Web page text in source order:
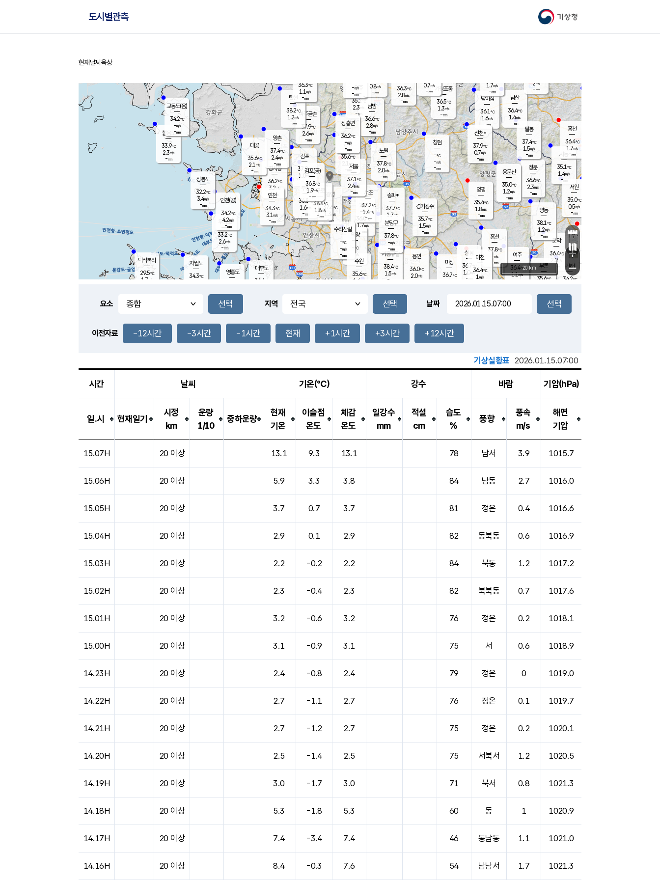
기상청
도시별관측
홈
현재날씨 육상
풍도
0.3m/s
문막
36.4℃
2.0m/s
mm
남이섬
36.1℃
1.6m/s
-mm
무의도
33.2℃
2.6m/s
-mm
영흥도
볼음도
33.9℃
2.3m/s
-mm
자월도
34.3℃
양주
35.2℃
2.3
-mm
부론
35.6℃
과천
36.0℃
1.7m/s
- mm
남산
36.4℃
1.4m/s
-mm
장봉도
32.2℃
3.4m/s
-mm
-mm
청운
36.6℃
2.3m/s
-mm
팔봉
37.4℃
1.5m/s
-mm
-mm
용인
36.0℃
2.0m/s
여주
36.4℃
1.1m/s
양동
38.1℃
1.2m/s
-mm
경기광주
35.7℃
1.5m/s
-mm
장호원
1.7m/s
-mm
34.4
℃
대부도
34.6
-
경서동
36.2℃
3.2 m/s
-mm
파주금촌
37.9℃
2.6m/s
-mm
가평조종
36.5℃
1.3m/s
-mm
36.3℃
2.8m/s
-mm
대곶
35.6℃
2.1 m/s
-mm
신천*
37.9℃
0.7m/s
-mm
창현
-℃
-m/s
-mm
탄현
38.2℃
1.2m/s
-mm
0.7m/s
-mm
37.0℃
2.1m/s
-mm
흥천
37.8℃
-m/s
-mm
마장
36.7℃
의왕
- ℃
m/s
mm
김포
37.9℃
1.0 m/s
mm
설봉
36.7
1.0 m/s
- mm
광명
37.6 ℃
1.3 m/s
-mm
부천
36.8℃
1.6m/s
-mm
-mm
양촌
37.4℃
2.4m/s
-mm
구로
38.4℃
1.8m/s
-mm
은평
35.6℃
2.1 m/s
- mm
노원
37.8℃
2.0m/s
-mm
송파*
37.7℃
1.7m/s
-mm
서초
37.2℃
1.4m/s
-mm
남방
36.6℃
2.8m/s
-mm
기흥구갈
38.4℃
1.5m/s
-
수리산길
-℃
-m/s
-mm
분당구
37.8℃
-m/s
-mm
장흥면
36.2℃
-m/s
-mm
-m/s
-mm
시동
35.1℃
1.4m/s
- mm
귀래
34.2℃
서원
35.0℃
0.5m/s
-mm
용문산
35.0℃
1.2m/s
-mm
덕적북리
29.5℃
1.7 m/s
인천(공)
34.2℃
4.2m/s
-mm
김포(공)
36.8℃
1.9m/s
-mm
교동도(음)
34.2℃
-m/s
-mm
홍천
36.4℃
1.7m/s
-mm
이천
36.4℃
1 m/s
양평
35.4℃
1.8m/s
-mm
수원
35.6℃
1.6 m/s
인천
34.3℃
3.1 m/s
-mm
서울
37.1℃
2.4m/s
-mm
2m/s
-mm
36.3℃
1.1 m/s
-mm
0.8m/s
-mm
+
−
20 km
요소 지역 날짜
이전자료 -12시간 -3시간 -1시간 현재 +1시간 +3시간 +12시간
기상실황표 2026.01.15.07:00
시간 날씨 기온(℃) 강수 바람 기압(hPa)
일.시 현재일기
시정
km
운량
1/10
중하운량
현재
기온
이슬점
온도
체감
온도
일강수
mm
적설
cm
습도
%
풍향
풍속
m/s
해면
기압
15.07H 20 이상 13.1 9.3 13.1 78 남서 3.9 1015.7
15.06H 20 이상 5.9 3.3 3.8 84 남동 2.7 1016.0
15.05H 20 이상 3.7 0.7 3.7 81 정온 0.4 1016.6
15.04H 20 이상 2.9 0.1 2.9 82 동북동 0.6 1016.9
15.03H 20 이상 2.2 -0.2 2.2 84 북동 1.2 1017.2
15.02H 20 이상 2.3 -0.4 2.3 82 북북동 0.7 1017.6
15.01H 20 이상 3.2 -0.6 3.2 76 정온 0.2 1018.1
15.00H 20 이상 3.1 -0.9 3.1 75 서 0.6 1018.9
14.23H 20 이상 2.4 -0.8 2.4 79 정온 0 1019.0
14.22H 20 이상 2.7 -1.1 2.7 76 정온 0.1 1019.7
14.21H 20 이상 2.7 -1.2 2.7 75 정온 0.2 1020.1
14.20H 20 이상 2.5 -1.4 2.5 75 서북서 1.2 1020.5
14.19H 20 이상 3.0 -1.7 3.0 71 북서 0.8 1021.3
14.18H 20 이상 5.3 -1.8 5.3 60 동 1 1020.9
14.17H 20 이상 7.4 -3.4 7.4 46 동남동 1.1 1021.0
14.16H 20 이상 8.4 -0.3 7.6 54 남남서 1.7 1021.3